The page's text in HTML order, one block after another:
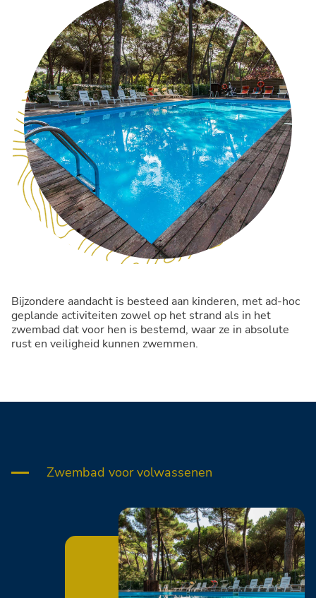
Bijzondere aandacht is besteed aan kinderen, met ad-hoc
geplande activiteiten zowel op het strand als in het
zwembad dat voor hen is bestemd, waar ze in absolute
rust en veiligheid kunnen zwemmen.
Zwembad voor volwassenen